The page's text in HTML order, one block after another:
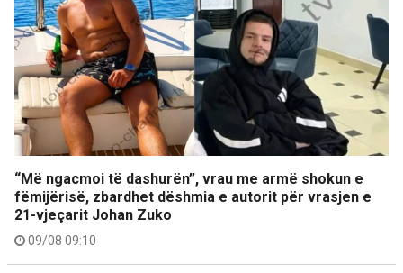
“Më ngacmoi të dashurën”, vrau me armë shokun e
fëmijërisë, zbardhet dëshmia e autorit për vrasjen e
21-vjeçarit Johan Zuko
09/08 09:10